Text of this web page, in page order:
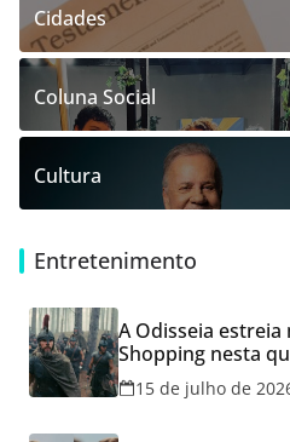
Cidades
Coluna Social
Cultura
Entretenimento
A Odisseia
Shopping nesta
15 de julho de